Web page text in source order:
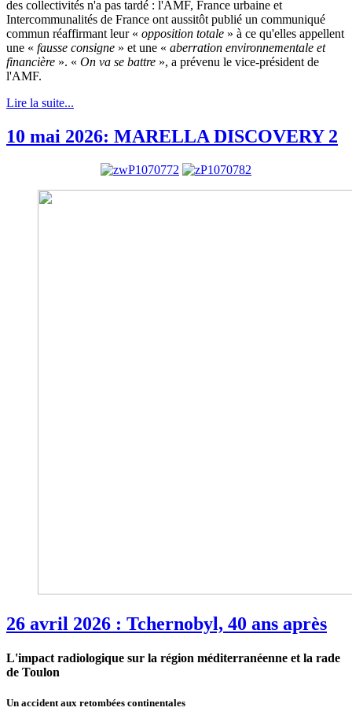
des collectivités n'a pas tardé : l'AMF, France urbaine et
Intercommunalités de France ont aussitôt publié un communiqué
commun réaffirmant leur « opposition totale » à ce qu'elles appellent
une « fausse consigne » et une « aberration environnementale et
financière ». « On va se battre », a prévenu le vice-président de
l'AMF.
Lire la suite...
10 mai 2026: MARELLA DISCOVERY 2
26 avril 2026 : Tchernobyl, 40 ans après
L'impact radiologique sur la région méditerranéenne et la rade
de Toulon
Un accident aux retombées continentales